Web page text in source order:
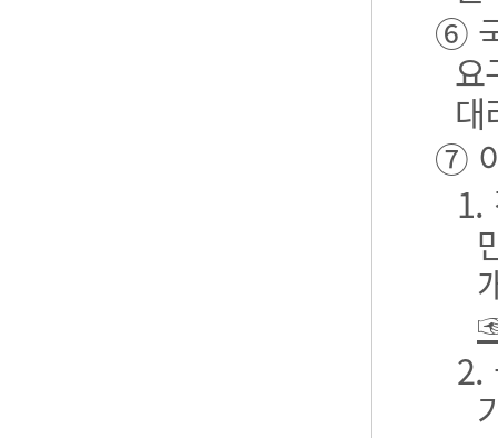
⑥
요
대
⑦
1.
2.